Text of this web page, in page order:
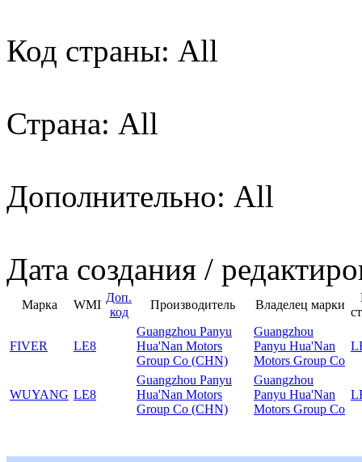
Код страны: All
Страна: All
Дополнительно: All
Дата создания /
Марка WMI
Доп.
код
Производитель Владелец марки
FIVER LE8
Guangzhou Panyu
Hua'Nan Motors
Group Co (CHN)
Guangzhou
Panyu Hua'Nan
Motors Group Co
WUYANG LE8
Guangzhou Panyu
Hua'Nan Motors
Group Co (CHN)
Guangzhou
Panyu Hua'Nan
Motors Group Co